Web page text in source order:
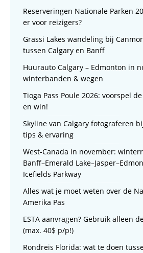
Reserveringen Nationale Parken
er voor reizigers?
Grassi Lakes wandeling bij
tussen Calgary en Banff
Huurauto Calgary – Edmonton in
winterbanden & wegen
Tioga Pass Poule 2026: voorspel
en win!
Skyline van Calgary fotograferen
tips & ervaring
West-Canada in november:
Banff–Emerald
Icefields Parkway
Alles wat je moet weten over de
Amerika Pas
ESTA aanvragen? Gebruik alleen
(max. 40$ p/p!)
Rondreis Florida: wat te doen